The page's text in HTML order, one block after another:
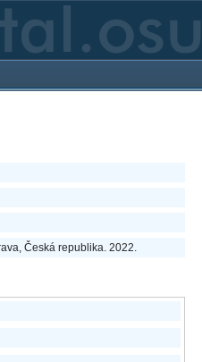
Česká republika. 2022.